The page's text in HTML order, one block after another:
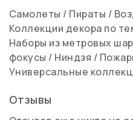
Самолеты / Пираты /
Коллекции декора по
Наборы из метровых
фокусы / Ниндзя /
Универсальные
Отзывы